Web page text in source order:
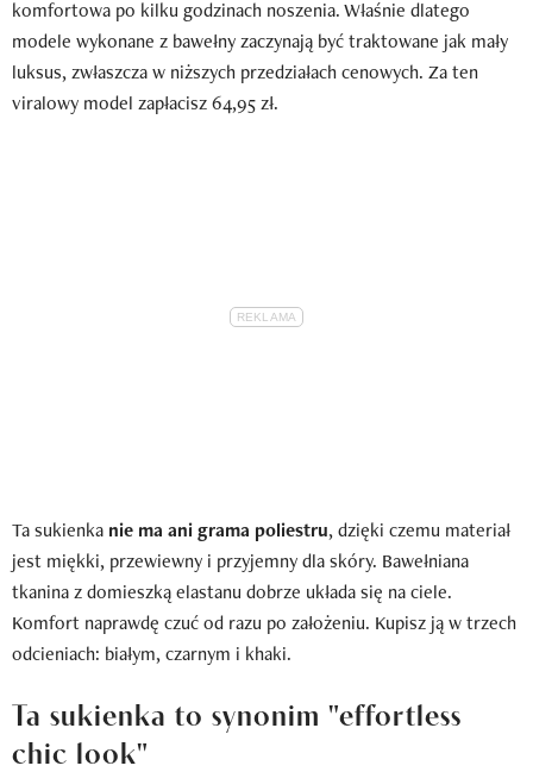
komfortowa po kilku godzinach noszenia. Właśnie dlatego
modele wykonane z bawełny zaczynają być traktowane jak mały
luksus, zwłaszcza w niższych przedziałach cenowych. Za ten
viralowy model zapłacisz 64,95 zł.
Ta sukienka nie ma ani grama poliestru, dzięki czemu materiał
jest miękki, przewiewny i przyjemny dla skóry. Bawełniana
tkanina z domieszką elastanu dobrze układa się na ciele.
Komfort naprawdę czuć od razu po założeniu. Kupisz ją w trzech
odcieniach: białym, czarnym i khaki.
Ta sukienka to synonim "effortless
chic look"